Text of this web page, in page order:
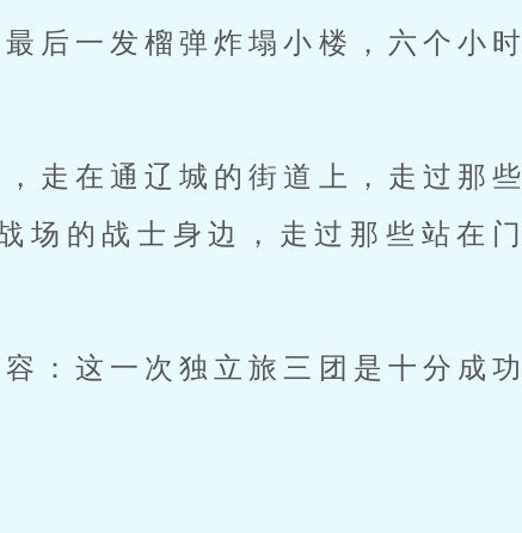
后一发榴弹炸塌小楼，六个小时
走在通辽城的街道上，走过那些
场的战士身边，走过那些站在门
：这一次独立旅三团是十分成功